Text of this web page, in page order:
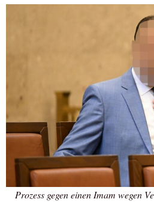
Prozess gegen einen Imam wegen